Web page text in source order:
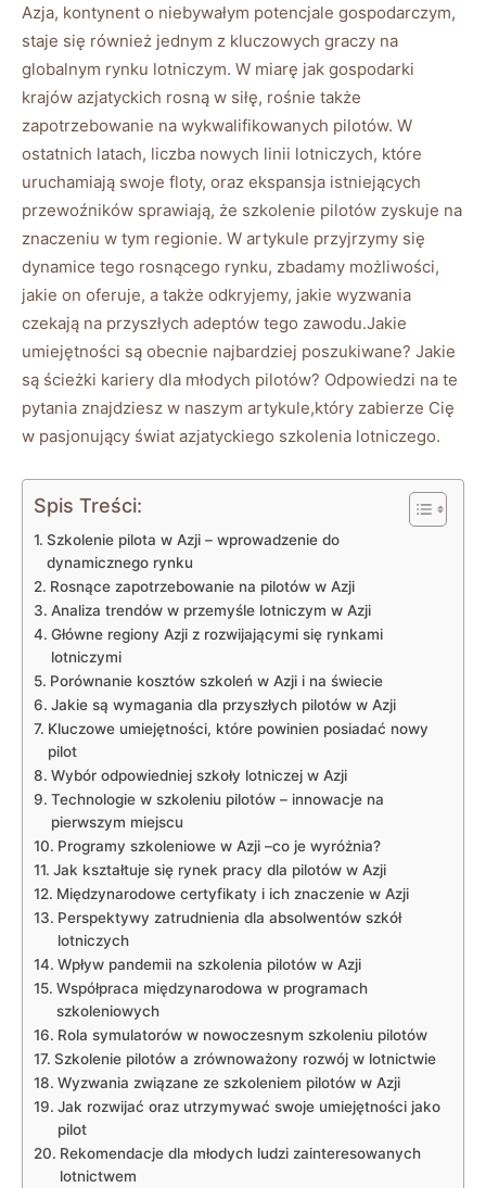
Azja, ⁣kontynent o niebywałym potencjale gospodarczym,
staje się również jednym z ‌kluczowych graczy ‍na
globalnym ⁤rynku lotniczym. W miarę jak gospodarki
krajów azjatyckich rosną w ‍siłę, rośnie także
zapotrzebowanie na wykwalifikowanych‍ pilotów. W
ostatnich ⁣latach, liczba nowych⁢ linii lotniczych, które
uruchamiają swoje floty, oraz ekspansja ⁤istniejących
przewoźników sprawiają, że szkolenie‍ pilotów zyskuje na
znaczeniu‍ w tym regionie. W artykule przyjrzymy się
dynamice tego rosnącego rynku, ‍zbadamy możliwości,
jakie on oferuje, a także odkryjemy, ‌jakie wyzwania
czekają na ‌przyszłych adeptów ⁢tego ​zawodu.Jakie
umiejętności⁣ są ‌obecnie‌ najbardziej poszukiwane?‍ Jakie
są ścieżki kariery dla młodych pilotów? Odpowiedzi ⁤na te
pytania znajdziesz w ​naszym ​artykule,który zabierze Cię‍
w pasjonujący świat azjatyckiego ⁢szkolenia lotniczego.
Spis Treści:
Szkolenie pilota w Azji –⁤ wprowadzenie do
dynamicznego rynku
Rosnące zapotrzebowanie na pilotów w Azji
Analiza ‌trendów⁢ w przemyśle lotniczym w Azji
Główne regiony Azji z rozwijającymi się rynkami
lotniczymi
Porównanie kosztów szkoleń⁢ w Azji i na świecie
Jakie są wymagania dla‍ przyszłych pilotów w Azji
Kluczowe umiejętności, które powinien posiadać nowy
pilot
Wybór odpowiedniej szkoły lotniczej w⁢ Azji
Technologie w ‍szkoleniu pilotów​ –⁤ innowacje na
pierwszym miejscu
Programy szkoleniowe w Azji –co je wyróżnia?
Jak kształtuje się rynek‍ pracy dla pilotów w Azji
Międzynarodowe certyfikaty i ich znaczenie w Azji
Perspektywy zatrudnienia ⁤dla ‍absolwentów szkół
⁤lotniczych
Wpływ ‍pandemii na szkolenia pilotów⁤ w Azji
Współpraca międzynarodowa w programach
szkoleniowych
Rola symulatorów w ⁣nowoczesnym szkoleniu pilotów
Szkolenie pilotów a zrównoważony ⁣rozwój w‌ lotnictwie
Wyzwania związane ze szkoleniem pilotów w Azji
Jak⁤ rozwijać oraz ‍utrzymywać⁣ swoje umiejętności jako
pilot
Rekomendacje dla młodych ludzi zainteresowanych
lotnictwem